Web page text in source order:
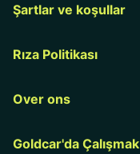
Şartlar ve koşullar
Rıza Politikası
Over ons
Goldcar'da Çalışmak